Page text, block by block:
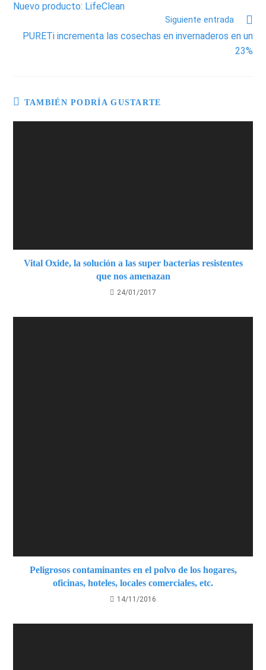
Nuevo producto: LifeClean
Siguiente entrada
PURETi incrementa las cosechas en invernaderos en un
23%
TAMBIÉN PODRÍA GUSTARTE
Vital Oxide, la solución a las super bacterias resistentes
que nos amenazan
24/01/2017
Peligrosos contaminantes en el polvo de los hogares,
oficinas, hoteles, locales comerciales, etc.
14/11/2016